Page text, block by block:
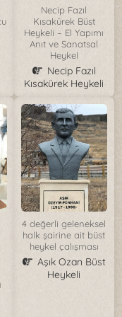
Necip Fazıl
Kısakürek Büst
Heykeli – El Yapımı
Anıt ve Sanatsal
Heykel
Necip Fazıl
Kısakürek Heykeli
4 değerli geleneksel
halk şairine ait büst
heykel çalışması
Aşık Ozan Büst
Heykeli